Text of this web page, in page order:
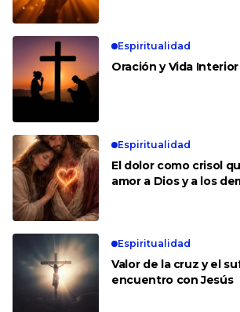
Espiritualidad
Oración y Vida Interior
Espiritualidad
El dolor como crisol
amor a Dios y a los
Espiritualidad
Valor de la cruz y el
encuentro con Jesús